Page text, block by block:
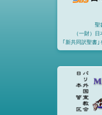
聖
（一財）
｢新共同訳聖書｣